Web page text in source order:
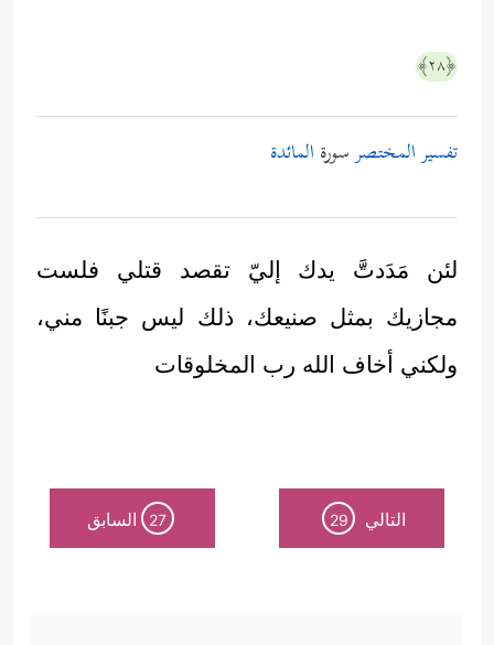
﴿٢٨﴾
تفسير المختصرسورة المائدة
لئن مَدَدتَّ يدك إليّ تقصد قتلي فلست
مجازيك بمثل صنيعك، ذلك ليس جبنًا مني،
ولكني أخاف الله رب المخلوقات
التالي 29
27 السابق